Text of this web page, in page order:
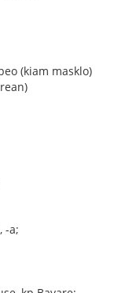
(kiam masklo)
-a;